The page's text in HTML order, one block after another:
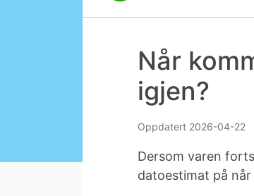
Når
igjen?
Oppdatert 2026-04-22
Dersom varen
datoestimat på